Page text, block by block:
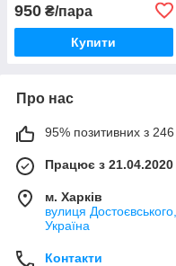
950 ₴/пара
Купити
Про нас
95% позитивних з 246
Працює з 21.04.2020
м. Харків
вулиця
Україна
Контакти